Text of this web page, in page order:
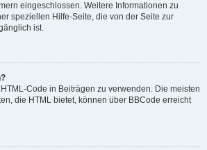
eingeschlossen. Weitere Informationen zu
speziellen Hilfe-Seite, die von der Seite zur
ist.
Code in Beiträgen zu verwenden. Die meisten
die HTML bietet, können über BBCode erreicht